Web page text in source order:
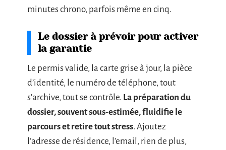
minutes chrono, parfois même en cinq.
Le dossier à prévoir pour activer
la garantie
Le permis valide, la carte grise à jour, la pièce
d’identité, le numéro de téléphone, tout
s’archive, tout se contrôle. La préparation du
dossier, souvent sous-estimée, fluidifie le
parcours et retire tout stress. Ajoutez
l’adresse de résidence, l’email, rien de plus,